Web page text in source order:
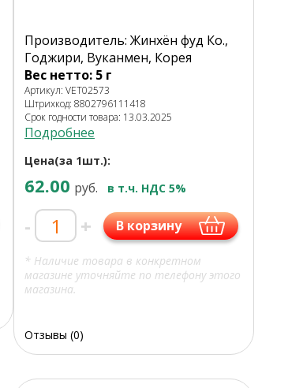
Производитель: Жинхён фуд Ко.,
Годжири, Вуканмен, Корея
Вес нетто: 5 г
Артикул: VET02573
Штрихкод: 8802796111418
Срок годности товара: 13.03.2025
Подробнее
Цена(за 1шт.):
62.00 руб. в т.ч. НДС 5%
- + В корзину
* Наличие товара в конкретном
магазине уточняйте по телефону этого
магазина.
Отзывы (0)